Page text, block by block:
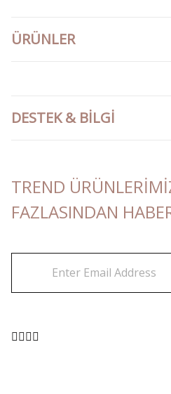
ÜRÜNLER
DESTEK & BILGI
TREND
FAZLASINDAN